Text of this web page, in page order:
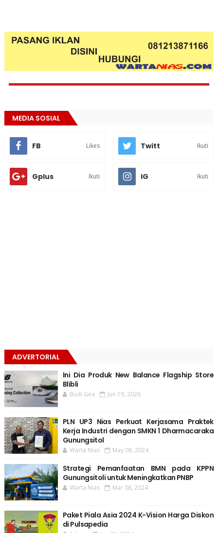
MEDIA SOSIAL
FB Likes Twitt Ikuti
Gplus Ikuti IG Ikuti
ADVERTORIAL
Ini Dia Produk New Balance Flagship Store
Blibli
Budi Gea Jun 19, 2026
PLN UP3 Nias Perkuat Kerjasama Praktek
Kerja Industri dengan SMKN 1 Dharmacaraka
Gunungsitol
Warta Nias May 08, 2024
Strategi Pemanfaatan BMN pada KPPN
Gunungsitoli untuk Meningkatkan PNBP
Warta Nias Mar 08, 2024
Paket Piala Asia 2024 K-Vision Harga Diskon
di Pulsapedia